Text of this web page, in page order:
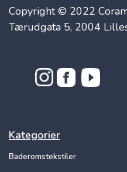
Copyright © 2022
Tærudgata 5, 2004
Kategorier
Baderomstekstiler